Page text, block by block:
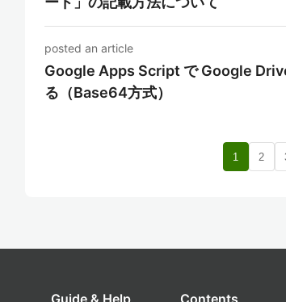
posted an article
Google Apps Script で Google
る（Base64方式）
1 2
Guide & Help Contents